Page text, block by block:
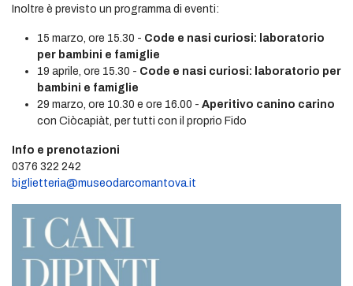
Inoltre è previsto un programma di eventi:
15 marzo, ore 15.30 - Code e nasi curiosi: laboratorio
per bambini e famiglie
19 aprile, ore 15.30 - Code e nasi curiosi: laboratorio per
bambini e famiglie
29 marzo, ore 10.30 e ore 16.00 - Aperitivo canino carino
con Ciòcapiàt, per tutti con il proprio Fido
Info e prenotazioni
0376 322 242
biglietteria@museodarcomantova.it